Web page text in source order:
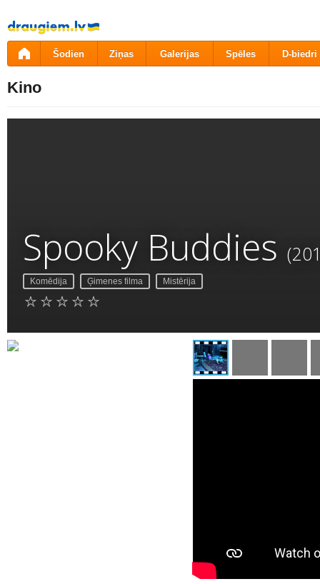
Pāriet
uz
saturu
Šodien Ziņas Galerijas Spēles D-biedri
Kino
Spooky Buddies
Komēdija Ģimenes filma Mistērija